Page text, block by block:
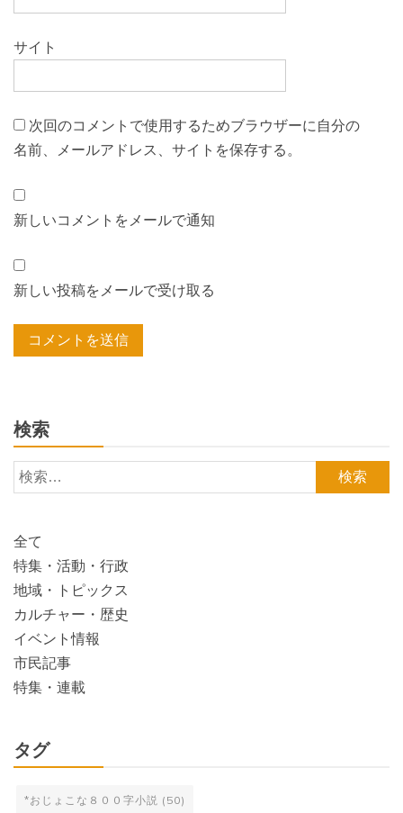
サイト
次回のコメントで使用するためブラウザーに自分の
名前、メールアドレス、サイトを保存する。
新しいコメントをメールで通知
新しい投稿をメールで受け取る
検索
検
索:
全て
特集・活動・行政
地域・トピックス
カルチャー・歴史
イベント情報
市民記事
特集・連載
タグ
*おじょこな８００字小説 (50)